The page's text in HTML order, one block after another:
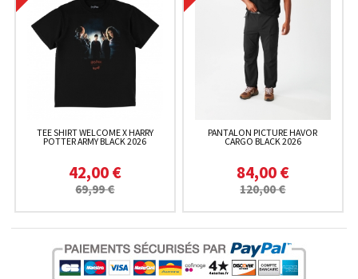
TEE SHIRT WELCOME X HARRY
POTTER ARMY BLACK 2026
42,00 €
69,99 €
PANTALON PICTURE HAVOR
CARGO BLACK 2026
84,00 €
120,00 €